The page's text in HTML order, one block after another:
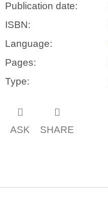
Publication date:
ISBN:
Language:
Pages:
Type:
ASK SHARE